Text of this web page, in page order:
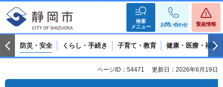
検索
メニュー
お問い合わせ 緊急情報
防災・安全 くらし・手続き 子育て・教育 健康・医療・福祉
ページID：54471 更新日：2026年6月19日